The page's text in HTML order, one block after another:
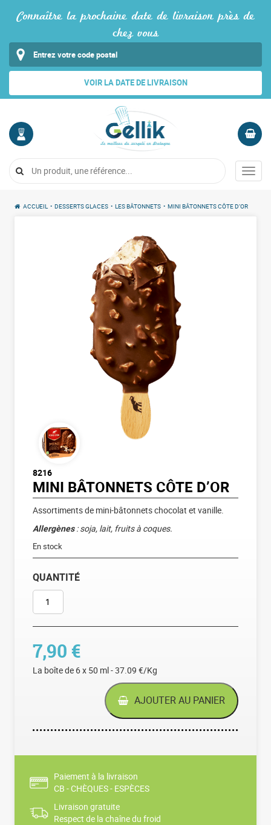
Connaître la prochaine date de livraison près de
chez vous
VOIR LA DATE DE LIVRAISON
COMPTE
Me
Vide
Menu
ACCUEIL • DESSERTS GLACES • LES BÂTONNETS • MINI BÂTONNETS CÔTE D’OR
8216
MINI BÂTONNETS CÔTE D’OR
Assortiments de mini-bâtonnets chocolat et vanille.
Allergènes: soja, lait, fruits à coques.
En stock
QUANTITÉ
QUANTITÉ DE MINI BÂTONNETS CÔTE D'OR
7,90€
La boîte de 6 x 50 ml - 37.09 €/Kg
AJOUTER AU PANIER
Paiement à la livraison
CB - CHÈQUES - ESPÈCES
Livraison gratuite
Respect de la chaîne du froid